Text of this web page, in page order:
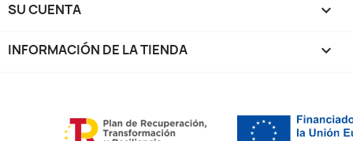
SU CUENTA 
INFORMACIÓN DE LA TIENDA keyboard_arrow_down